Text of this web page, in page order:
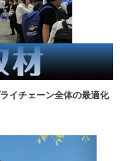
イチェーン全体の最適化